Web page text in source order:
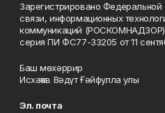
Зарегистрировано
связи, информационных
коммуникаций (РОСКОМНАДЗОР).
серия ПИ ФС77-33205 от 11
Баш мөхәррир
Исхаҡов Вәдүт Ғәйфулла улы
Эл. почта